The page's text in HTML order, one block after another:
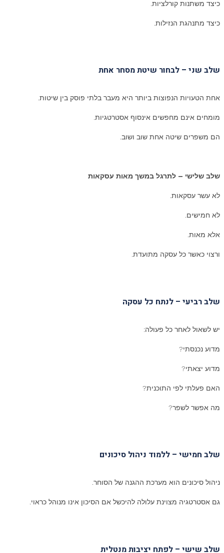
כיצד משתנות קורלציות.
כיצד מתנהגת הנזילות.
שלב שני – לבחור שיטת מסחר אחת
אחת הטעויות הנפוצות ביותר היא מעבר בלתי פוסק בין שיטות.
מומחים אינם מחפשים אינסוף אסטרטגיות.
הם משפרים שיטה אחת שוב ושוב.
שלב שלישי – לתרגל במשך מאות עסקאות
לא עשר עסקאות.
לא חמישים.
אלא מאות.
ורצוי כאשר כל עסקה מתועדת.
שלב רביעי – לנתח כל עסקה
יש לשאול לאחר כל פעולה:
מדוע נכנסתי?
מדוע יצאתי?
האם פעלתי לפי התוכנית?
מה אפשר לשפר?
שלב חמישי – ללמוד ניהול סיכונים
ניהול סיכונים הוא מערכת ההגנה של הסוחר.
גם אסטרטגיה מצוינת עלולה להיכשל אם הסיכון אינו מנוהל כראוי.
שלב שישי – לפתח יציבות מנטלית